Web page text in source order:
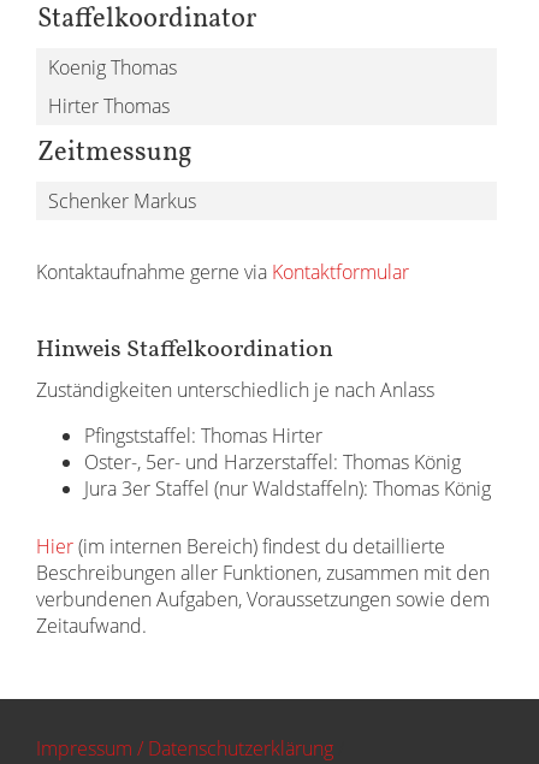
Staffelkoordinator
Koenig Thomas
Hirter Thomas
Zeitmessung
Schenker Markus
Kontaktaufnahme gerne via Kontaktformular
Hinweis Staffelkoordination
Zuständigkeiten unterschiedlich je nach Anlass
Pfingststaffel: Thomas Hirter
Oster-, 5er- und Harzerstaffel: Thomas König
Jura 3er Staffel (nur Waldstaffeln): Thomas König
Hier(im internen Bereich) findest du detaillierte
Beschreibungen aller Funktionen, zusammen mit den
verbundenen Aufgaben, Voraussetzungen sowie dem
Zeitaufwand.
Impressum / Datenschutzerklärung